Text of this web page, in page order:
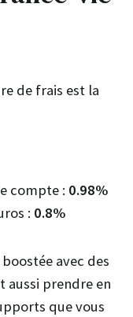
de frais est la
compte : 0.98%
: 0.8%
avec des
aussi prendre en
que vous